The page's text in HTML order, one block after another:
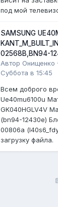
под мой
SAMSUNG
02568B,BN94-
Автор Онищенко ·
Суббота в 15:45
Всем доброго
Ue40mu6100u
GK040HGLV4V
(bn94-12430e)
00806a
загрузку файла.